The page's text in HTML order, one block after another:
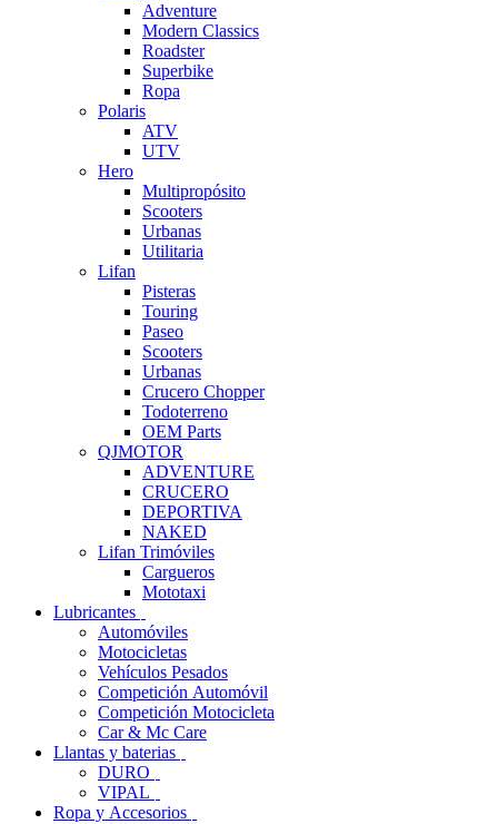
Adventure
Modern Classics
Roadster
Superbike
Ropa
Polaris
ATV
UTV
Hero
Multipropósito
Scooters
Urbanas
Utilitaria
Lifan
Pisteras
Touring
Paseo
Scooters
Urbanas
Crucero Chopper
Todoterreno
OEM Parts
QJMOTOR
ADVENTURE
CRUCERO
DEPORTIVA
NAKED
Lifan Trimóviles
Cargueros
Mototaxi
Lubricantes
Automóviles
Motocicletas
Vehículos Pesados
Competición Automóvil
Competición Motocicleta
Car & Mc Care
Llantas y baterias
DURO
VIPAL
Ropa y Accesorios